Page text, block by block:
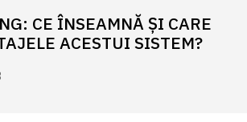
CE ÎNSEAMNĂ ȘI CARE
ACESTUI SISTEM?